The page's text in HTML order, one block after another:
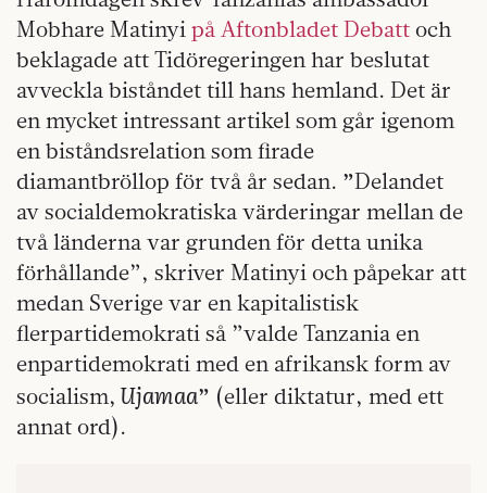
Mobhare Matinyi på Aftonbladet Debatt och
beklagade att Tidöregeringen har beslutat
avveckla biståndet till hans hemland. Det är
en mycket intressant artikel som går igenom
en biståndsrelation som firade
diamantbröllop för två år sedan. ”Delandet
av socialdemokratiska värderingar mellan de
två länderna var grunden för detta unika
förhållande”, skriver Matinyi och påpekar att
medan Sverige var en kapitalistisk
flerpartidemokrati så ”valde Tanzania en
enpartidemokrati med en afrikansk form av
socialism, Ujamaa” (eller diktatur, med ett
annat ord).